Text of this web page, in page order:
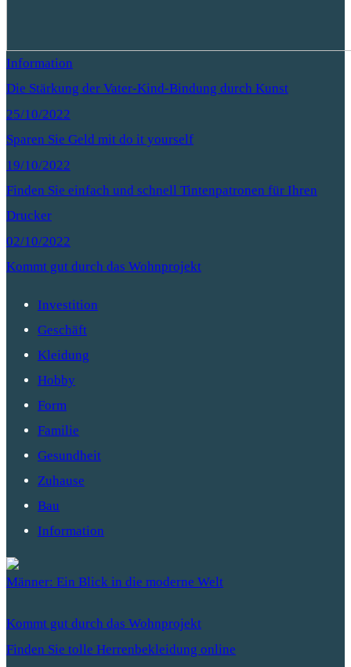
Information
Die Stärkung der Vater-Kind-Bindung durch Kunst
25/10/2022
Sparen Sie Geld mit do it yourself
19/10/2022
Finden Sie einfach und schnell Tintenpatronen für Ihren
Drucker
02/10/2022
Kommt gut durch das Wohnprojekt
Investition
Geschäft
Kleidung
Hobby
Form
Familie
Gesundheit
Zuhause
Bau
Information
Männer: Ein Blick in die moderne Welt
Kommt gut durch das Wohnprojekt
Finden Sie tolle Herrenbekleidung online